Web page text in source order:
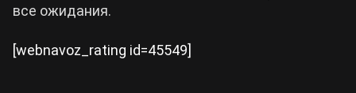
все ожидания.
[webnavoz_rating id=45549]